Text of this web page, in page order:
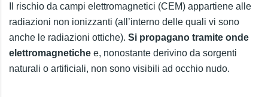
Il rischio da campi elettromagnetici (CEM) appartiene alle
radiazioni non ionizzanti (all’interno delle quali vi sono
anche le radiazioni ottiche). Si propagano tramite onde
elettromagnetiche e, nonostante derivino da sorgenti
naturali o artificiali, non sono visibili ad occhio nudo.